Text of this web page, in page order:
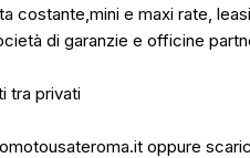
costante,mini e maxi rate,
di garanzie e officine
tra privati
oppure